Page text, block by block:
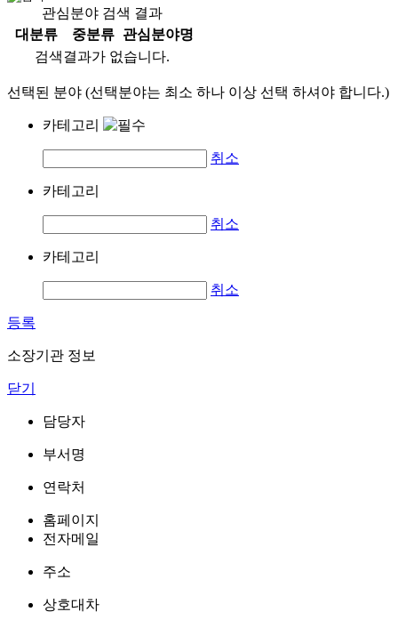
관심분야 검색 결과
대분류
중분류
관심분야명
검색결과가 없습니다.
선택된 분야 (선택분야는 최소 하나 이상 선택 하셔야 합니다.)
카테고리
취소
카테고리
취소
카테고리
취소
등록
소장기관 정보
닫기
담당자
부서명
연락처
홈페이지
전자메일
주소
상호대차